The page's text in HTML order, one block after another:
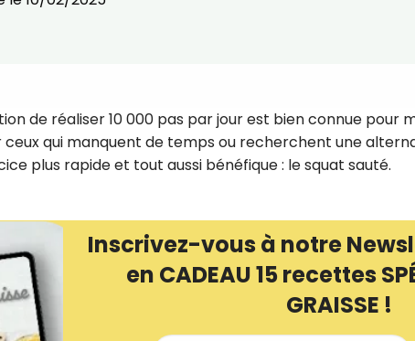
de réaliser 10 000 pas par jour est bien connue pour
qui manquent de temps ou recherchent une
plus rapide et tout aussi bénéfique : le squat sauté.
Inscrivez-vous à notre
en CADEAU 15 recettes
GRAISSE !